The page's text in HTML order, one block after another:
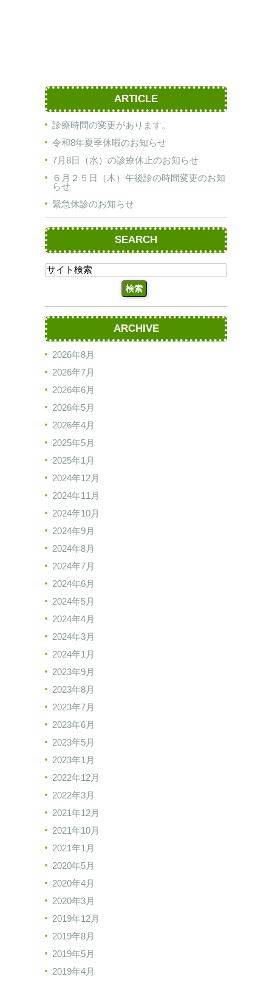
ARTICLE
診療時間の変更があります。
令和8年夏季休暇のお知らせ
7月8日（水）の診療休止のお知らせ
６月２５日（木）午後診の時間変更のお知
らせ
緊急休診のお知らせ
SEARCH
ARCHIVE
2026年8月
2026年7月
2026年6月
2026年5月
2026年4月
2025年5月
2025年1月
2024年12月
2024年11月
2024年10月
2024年9月
2024年8月
2024年7月
2024年6月
2024年5月
2024年4月
2024年3月
2024年1月
2023年9月
2023年8月
2023年7月
2023年6月
2023年5月
2023年1月
2022年12月
2022年3月
2021年12月
2021年10月
2021年1月
2020年5月
2020年4月
2020年3月
2019年12月
2019年8月
2019年5月
2019年4月